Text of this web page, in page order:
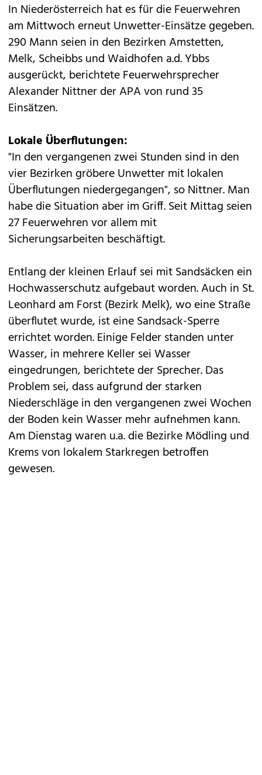
In Niederösterreich hat es für die Feuerwehren
am Mittwoch erneut Unwetter-Einsätze gegeben.
290 Mann seien in den Bezirken Amstetten,
Melk, Scheibbs und Waidhofen a.d. Ybbs
ausgerückt, berichtete Feuerwehrsprecher
Alexander Nittner der APA von rund 35
Einsätzen.
Lokale Überflutungen:
"In den vergangenen zwei Stunden sind in den
vier Bezirken gröbere Unwetter mit lokalen
Überflutungen niedergegangen", so Nittner. Man
habe die Situation aber im Griff. Seit Mittag seien
27 Feuerwehren vor allem mit
Sicherungsarbeiten beschäftigt.
Entlang der kleinen Erlauf sei mit Sandsäcken ein
Hochwasserschutz aufgebaut worden. Auch in St.
Leonhard am Forst (Bezirk Melk), wo eine Straße
überflutet wurde, ist eine Sandsack-Sperre
errichtet worden. Einige Felder standen unter
Wasser, in mehrere Keller sei Wasser
eingedrungen, berichtete der Sprecher. Das
Problem sei, dass aufgrund der starken
Niederschläge in den vergangenen zwei Wochen
der Boden kein Wasser mehr aufnehmen kann.
Am Dienstag waren u.a. die Bezirke Mödling und
Krems von lokalem Starkregen betroffen
gewesen.